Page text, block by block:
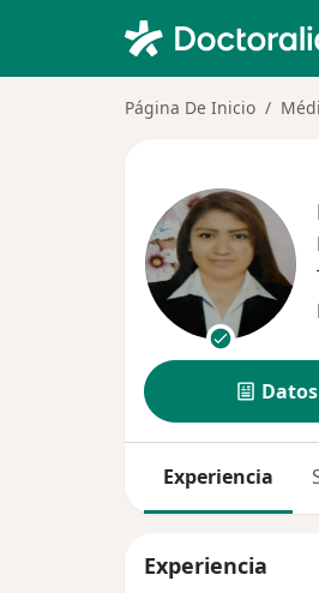
Página De Inicio
Experiencia
Experiencia